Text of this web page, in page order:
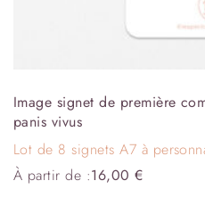
Image signet de première
panis vivus
Lot de 8 signets A7 à
À partir de :16,00€